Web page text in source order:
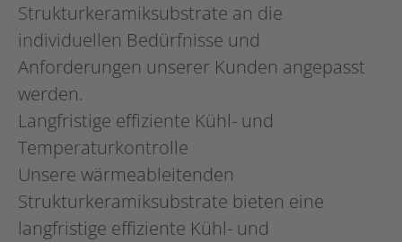
Strukturkeramiksubstrate an die
individuellen Bedürfnisse und
Anforderungen unserer Kunden angepasst
werden.
Langfristige effiziente Kühl- und
Temperaturkontrolle
Unsere wärmeableitenden
Strukturkeramiksubstrate bieten eine
langfristige effiziente Kühl- und